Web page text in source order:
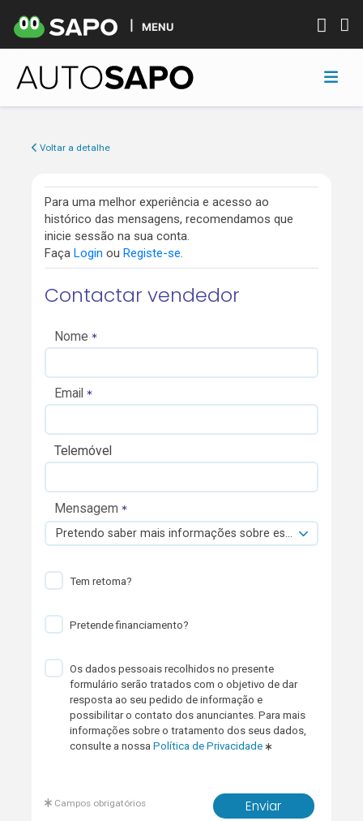
MENU
Voltar a detalhe
Para uma melhor experiência e acesso ao
histórico das mensagens, recomendamos que
inicie sessão na sua conta.
Faça Login ou Registe-se.
Contactar vendedor
Nome
Email
Telemóvel
Mensagem
Pretendo saber mais informações sobre esta viatura.
Tem retoma?
Pretende financiamento?
Os dados pessoais recolhidos no presente
formulário serão tratados com o objetivo de dar
resposta ao seu pedido de informação e
possibilitar o contato dos anunciantes. Para mais
informações sobre o tratamento dos seus dados,
consulte a nossaPolítica de Privacidade
Enviar
Campos obrigatórios